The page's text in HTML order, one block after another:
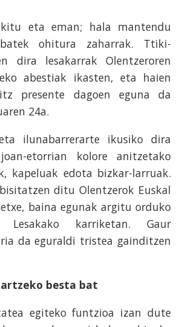
eta eman; hala mantendu
ohitura zaharrak. Ttiki-
dira lesakarrak Olentzeroren
abestiak ikasten, eta haien
presente dagoen eguna da
24a.
ilunabarrerarte ikusiko dira
etorrian kolore anitzetako
kapeluak edota bizkar-larruak.
ditu Olentzerok Euskal
baina egunak argitu orduko
karriketan. Gaur
da eguraldi tristea gainditzen
besta bat
egiteko funtzioa izan dute